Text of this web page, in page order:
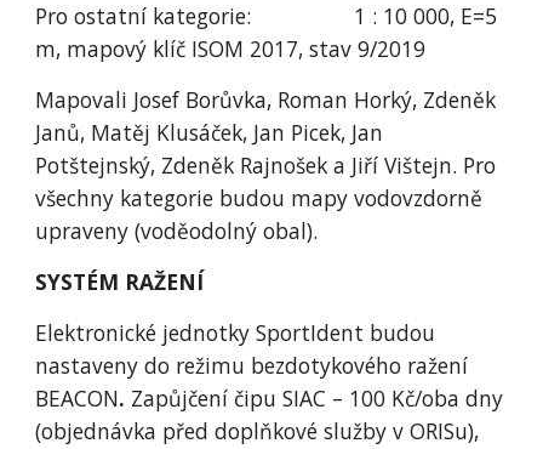
Pro ostatní kategorie:                 1 : 10 000, E=5
m, mapový klíč ISOM 2017, stav 9/2019
Mapovali Josef Borůvka, Roman Horký, Zdeněk
Janů, Matěj Klusáček, Jan Picek, Jan
Potštejnský, Zdeněk Rajnošek a Jiří Vištejn. Pro
všechny kategorie budou mapy vodovzdorně
upraveny (voděodolný obal).
SYSTÉM RAŽENÍ
Elektronické jednotky SportIdent budou
nastaveny do režimu bezdotykového ražení
BEACON. Zapůjčení čipu SIAC – 100 Kč/oba dny
(objednávka před doplňkové služby v ORISu),